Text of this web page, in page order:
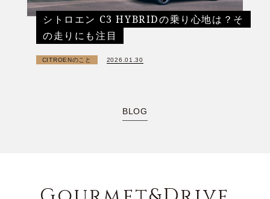
シトロエン C3 HYBRIDの乗り心地は？そ
の走りにも注目
CITROENのこと 2026.01.30
BLOG